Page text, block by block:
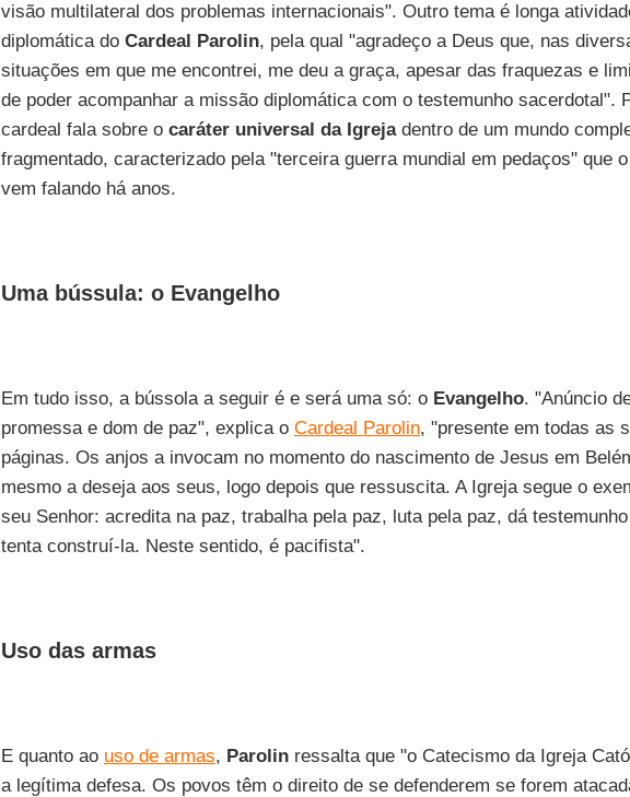
visão multilateral dos problemas internacionais". Outro tema é longa
diplomática do Cardeal Parolin, pela qual "agradeço a Deus que, nas
situações em que me encontrei, me deu a graça, apesar das fraquezas e
de poder acompanhar a missão diplomática com o testemunho sacerdotal".
cardeal fala sobre o caráter universal da Igrejadentro de um mundo
fragmentado, caracterizado pela "terceira guerra mundial em pedaços" que
vem falando há anos.
Uma bússula: o Evangelho
Em tudo isso, a bússola a seguir é e será uma só: o Evangelho. "Anúncio
promessa e dom de paz", explica o Cardeal Parolin, "presente em todas as
páginas. Os anjos a invocam no momento do nascimento de Jesus em
mesmo a deseja aos seus, logo depois que ressuscita. A Igreja segue o
seu Senhor: acredita na paz, trabalha pela paz, luta pela paz, dá
tenta construí-la. Neste sentido, é pacifista".
Uso das armas
E quanto ao uso de armas, Parolinressalta que "o Catecismo da Igreja
a legítima defesa. Os povos têm o direito de se defenderem se forem